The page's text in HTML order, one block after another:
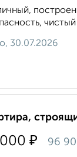
построен
30.07.2026
₽ 96